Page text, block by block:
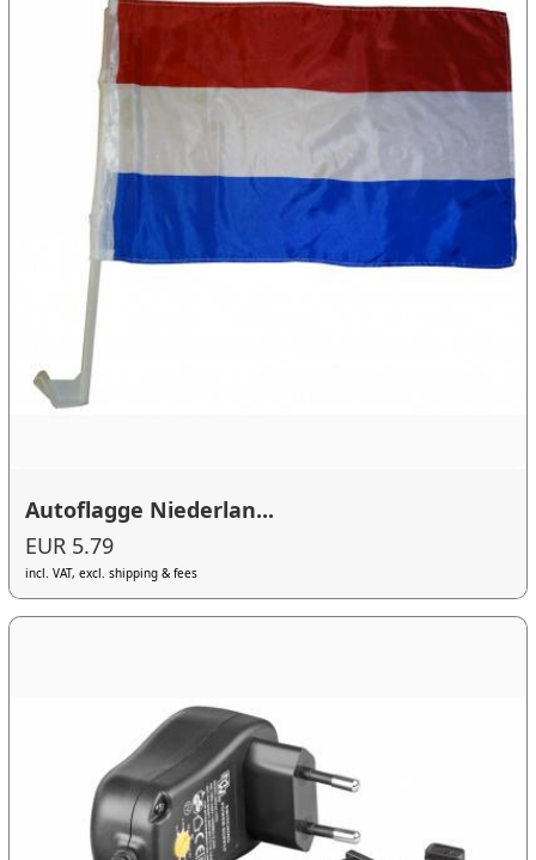
Autoflagge Niederlan...
EUR 5.79
incl. VAT, excl. shipping & fees